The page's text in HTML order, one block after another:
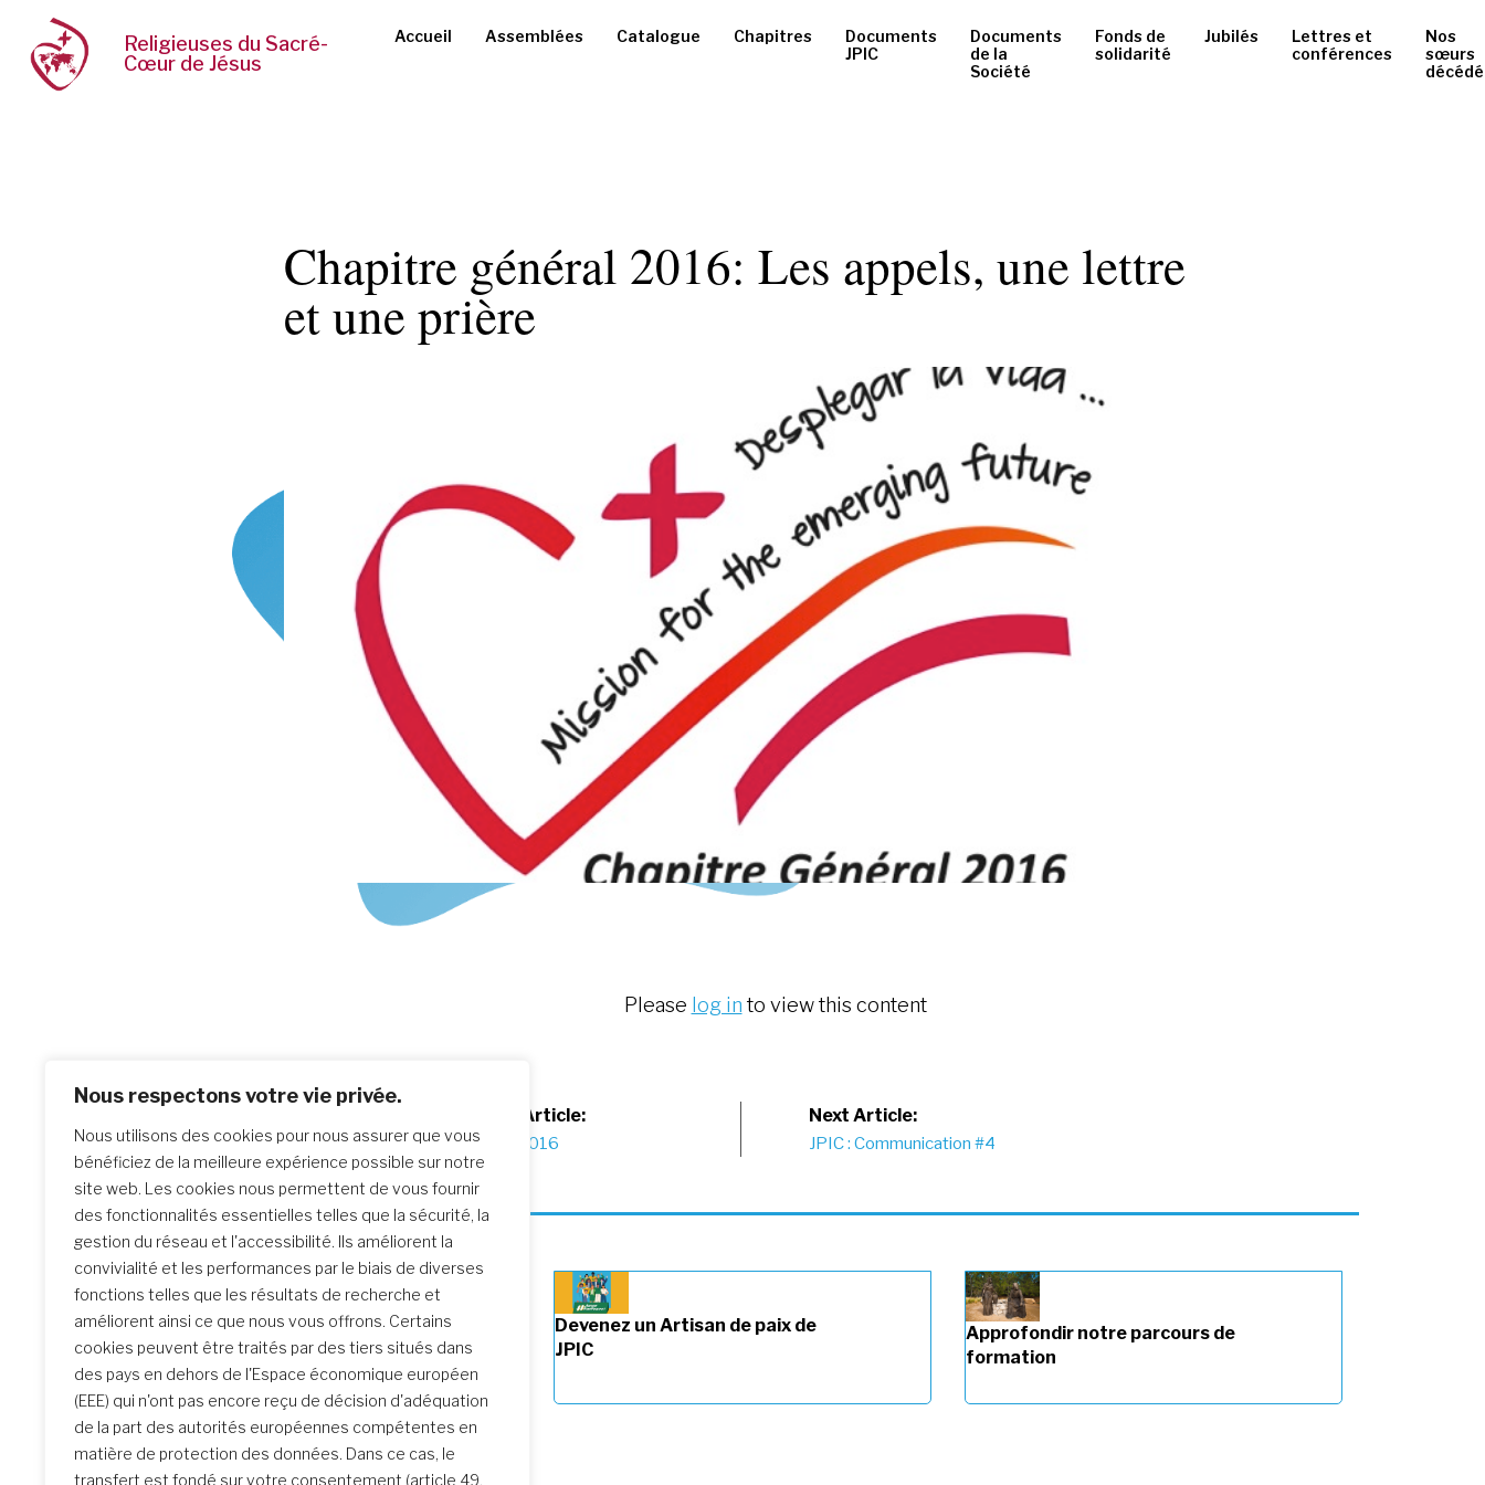
Nous respectons votre vie privée.
Nous utilisons des cookies pour nous assurer que vous
bénéficiez de la meilleure expérience possible sur notre
site web. Les cookies nous permettent de vous fournir
des fonctionnalités essentielles telles que la sécurité, la
gestion du réseau et l'accessibilité. Ils améliorent la
convivialité et les performances par le biais de diverses
fonctions telles que les résultats de recherche et
améliorent ainsi ce que nous vous offrons. Certains
cookies peuvent être traités par des tiers situés dans
des pays en dehors de l'Espace économique européen
(EEE) qui n'ont pas encore reçu de décision d'adéquation
de la part des autorités européennes compétentes en
matière de protection des données. Dans ce cas, le
transfert est fondé sur votre consentement (article 49,
Religieuses du Sacré-
Cœur de Jésus
Accueil Assemblées Catalogue Chapitres
Documents
JPIC
Documents
de la
Société
Fonds de
solidarité
Jubilés
Lettres et
conférences
Nos
sœurs
Chapitre général 2016: Les appels, une lettre
et une prière
Please log in to view this content
Post
navigation
Previous Article:
Avril_Juin_2016
Next Article:
JPIC : Communication #4
Similar Posts
La rencontre de Formation
initiale : un parcours
transformateur
Devenez un Artisan de paix de
JPIC
Approfondir notre parcours de
formation